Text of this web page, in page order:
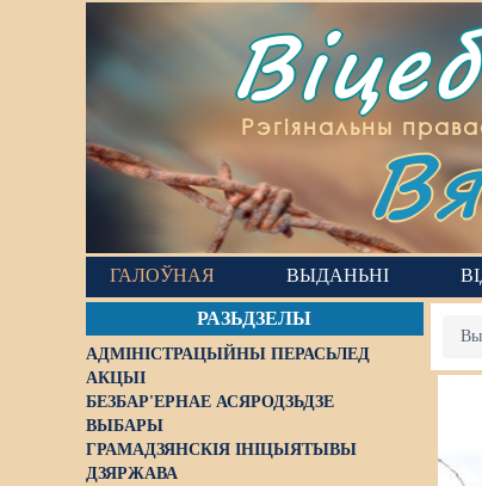
Рэгіянальны
ГАЛОЎНАЯ ВЫДАНЬНІ
РАЗЬДЗЕЛЫ
АДМІНІСТРАЦЫЙНЫ ПЕРАСЬЛЕД
АКЦЫІ
БЕЗБАР'ЕРНАЕ АСЯРОДЗЬДЗЕ
ВЫБАРЫ
ГРАМАДЗЯНСКІЯ ІНІЦЫЯТЫВЫ
ДЗЯРЖАВА